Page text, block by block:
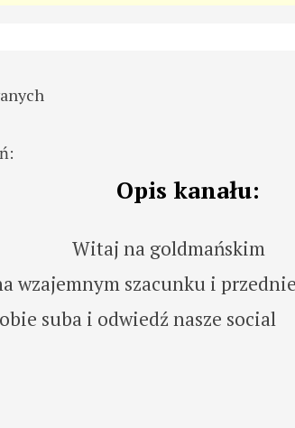
Opis kanału:
Witaj na goldmańskim
wzajemnym szacunku i
suba i odwiedź nasze social